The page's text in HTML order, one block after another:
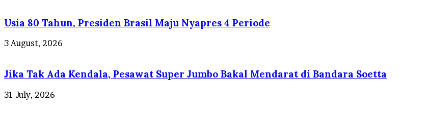
Usia 80 Tahun, Presiden Brasil Maju Nyapres 4 Periode
3 August, 2026
Jika Tak Ada Kendala, Pesawat Super Jumbo Bakal Mendarat di Bandara Soetta
31 July, 2026